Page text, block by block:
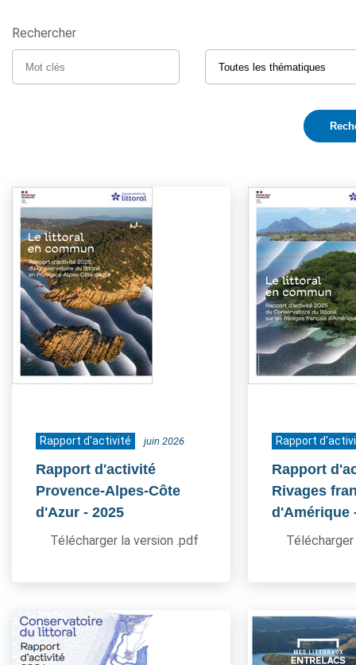
Rechercher
Rapport d'activité juin 2026
Rapport d'activité
Provence-Alpes-Côte
d'Azur - 2025
Télécharger la version .pdf
Rapport
Rapport
Rivages
d'Amérique